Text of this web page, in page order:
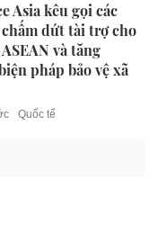
Asia kêu gọi các
dứt tài trợ cho
và tăng
pháp bảo vệ xã
Quốc tế